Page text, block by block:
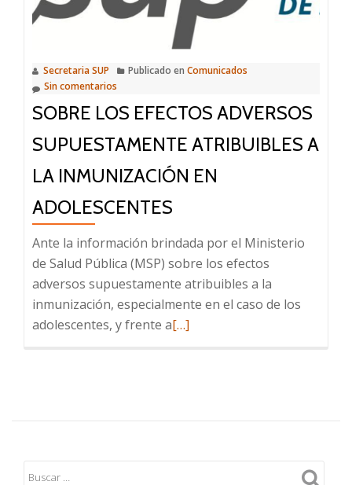
Secretaria SUP Publicado en Comunicados
Sin comentarios
SOBRE LOS EFECTOS ADVERSOS
SUPUESTAMENTE ATRIBUIBLES A
LA INMUNIZACIÓN EN
ADOLESCENTES
Ante la información brindada por el Ministerio
de Salud Pública (MSP) sobre los efectos
adversos supuestamente atribuibles a la
inmunización, especialmente en el caso de los
adolescentes, y frente aLeer
efectos
supuestamente
[…]